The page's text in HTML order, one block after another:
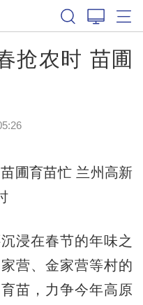
抢农时 苗圃
圃育苗忙 兰州高新
在春节的年味之
营、金家营等村的
苗，力争今年高原